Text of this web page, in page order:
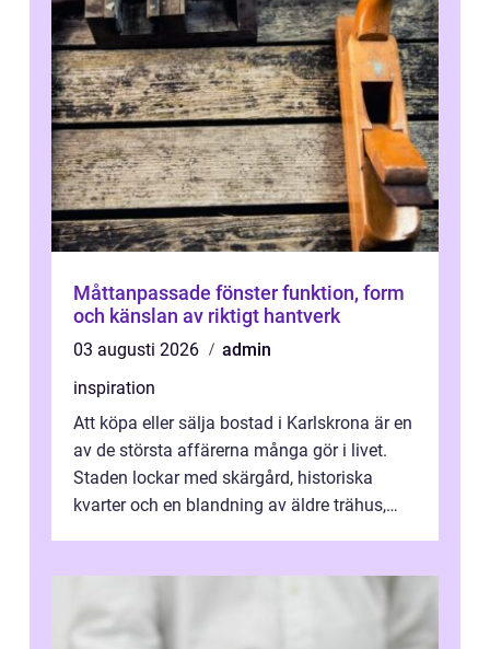
Måttanpassade fönster funktion, form
och känslan av riktigt hantverk
03 augusti 2026
admin
inspiration
Att köpa eller sälja bostad i Karlskrona är en
av de största affärerna många gör i livet.
Staden lockar med skärgård, historiska
kvarter och en blandning av äldre trähus,